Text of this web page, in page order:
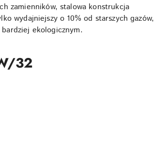
zamienników, stalowa konstrukcja
wydajniejszy o 10% od starszych gazów,
ekologicznym.
32